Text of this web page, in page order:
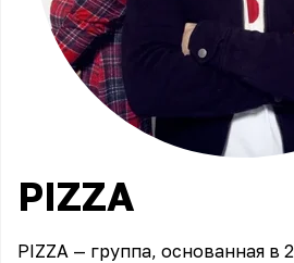
PIZZA
PIZZA — группа, основанная в